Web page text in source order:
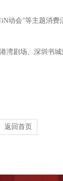
会”等主题消费
剧场、深圳书
返回首页